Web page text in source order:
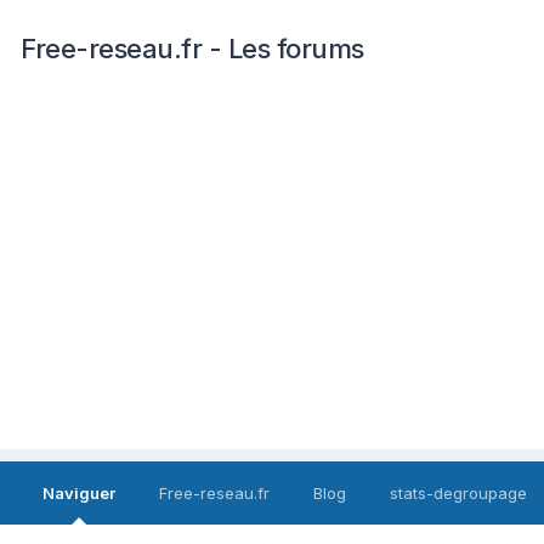
Free-reseau.fr - Les forums
Naviguer Free-reseau.fr Blog stats-degroupage